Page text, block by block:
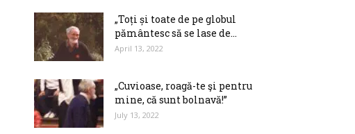
„Toți și toate de pe globul
pământesc să se lase de...
April 13, 2022
„Cuvioase, roagă-te şi pentru
mine, că sunt bolnavă!”
July 13, 2022